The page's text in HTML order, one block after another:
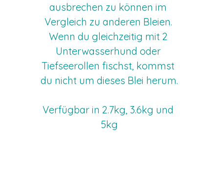
ausbrechen zu können im
Vergleich zu anderen Bleien.
Wenn du gleichzeitig mit 2
Unterwasserhund oder
Tiefseerollen fischst, kommst
du nicht um dieses Blei herum.
Verfügbar in 2.7kg, 3.6kg und
5kg